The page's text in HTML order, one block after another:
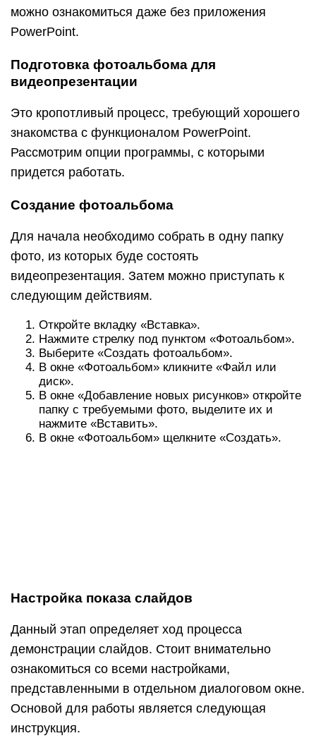
можно ознакомиться даже без приложения
PowerPoint.
Подготовка фотоальбома для
видеопрезентации
Это кропотливый процесс, требующий хорошего
знакомства с функционалом PowerPoint.
Рассмотрим опции программы, с которыми
придется работать.
Создание фотоальбома
Для начала необходимо собрать в одну папку
фото, из которых буде состоять
видеопрезентация. Затем можно приступать к
следующим действиям.
Откройте вкладку «Вставка».
Нажмите стрелку под пунктом «Фотоальбом».
Выберите «Создать фотоальбом».
В окне «Фотоальбом» кликните «Файл или
диск».
В окне «Добавление новых рисунков» откройте
папку с требуемыми фото, выделите их и
нажмите «Вставить».
В окне «Фотоальбом» щелкните «Создать».
Настройка показа слайдов
Данный этап определяет ход процесса
демонстрации слайдов. Стоит внимательно
ознакомиться со всеми настройками,
представленными в отдельном диалоговом окне.
Основой для работы является следующая
инструкция.